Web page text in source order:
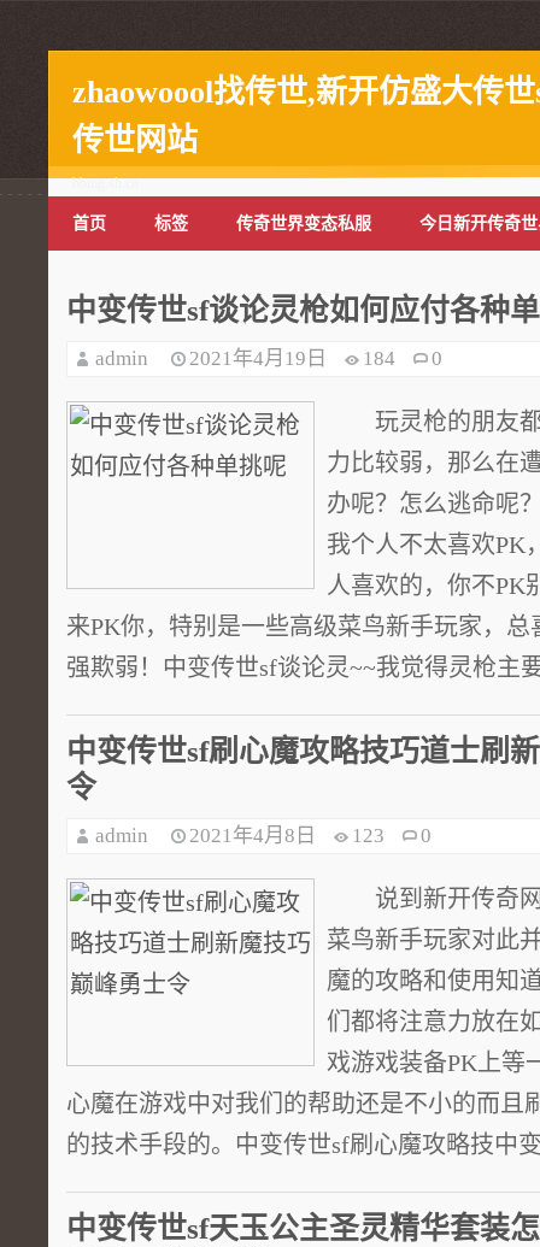
zhaowoool找传世,新开仿盛大传
传世网站
bbmg.sh.cn
首页 标签 传奇世界变态私服 今日新开传奇
中变传世sf谈论灵枪如何应付各种
admin 2021年4月19日 184 0
玩灵枪的朋友都
力比较弱，那么在
办呢？怎么逃命呢
我个人不太喜欢PK
人喜欢的，你不PK
来PK你，特别是一些高级菜鸟新手玩家，
强欺弱！中变传世sf谈论灵~~我觉得灵枪主
中变传世sf刷心魔攻略技巧道士刷
令
admin 2021年4月8日 123 0
说到新开传奇网
菜鸟新手玩家对此
魔的攻略和使用知
们都将注意力放在
戏游戏装备PK上等
心魔在游戏中对我们的帮助还是不小的而且
的技术手段的。中变传世sf刷心魔攻略技中
中变传世sf天玉公主圣灵精华套装